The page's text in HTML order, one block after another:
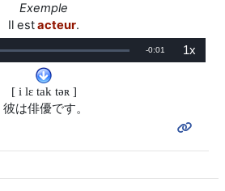
Exemple
Il estacteur.
残
-0:01 1x
再
生
[ i lɛ tak tǝʀ ]
彼は俳優です。